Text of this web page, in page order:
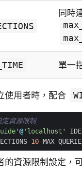
同時
單一
使用者時，配合
@'localhost'
10
的資源限制設定，